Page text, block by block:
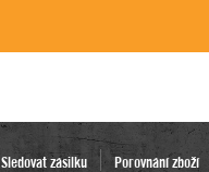
Sledovat zásilku Porovnání zboží